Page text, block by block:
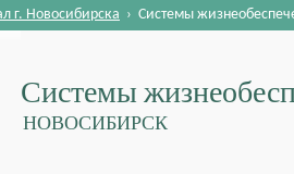
Системы
НОВОСИБИРСК
г. Новосибирска › Системы